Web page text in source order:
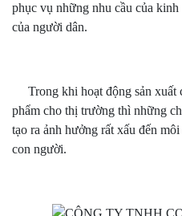
phục vụ những nhu cầu của
của người dân.
Trong khi hoạt động sản xuất
phẩm cho thị trường thì những
tạo ra ảnh hưởng rất xấu đến
con người.